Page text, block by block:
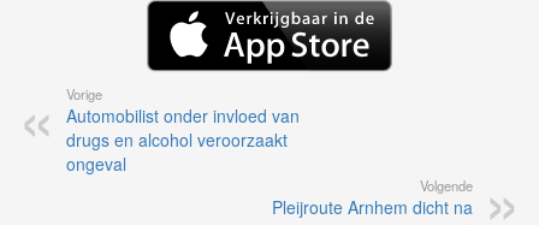
Vorige
Automobilist onder invloed van
drugs en alcohol veroorzaakt
ongeval
Volgende
Pleijroute Arnhem dicht na